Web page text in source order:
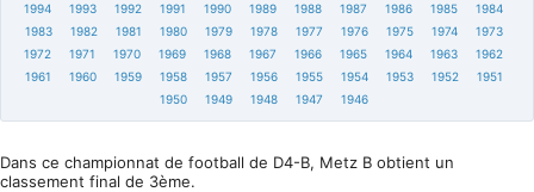
1994
1993 1992 1991 1990 1989 1988 1987 1986 1985
1984
1983
1982 1981 1980 1979 1978 1977 1976 1975 1974
1973
1972
1971 1970 1969 1968 1967 1966 1965 1964 1963
1962
1961
1960 1959 1958 1957 1956 1955 1954 1953 1952
1951
1950
1949 1948 1947 1946
Dans ce championnat de football de D4-B, Metz B obtient un
classement final de 3ème.